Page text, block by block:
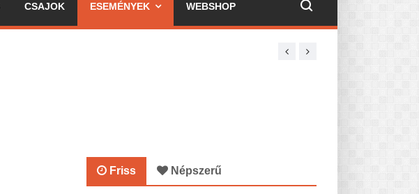
CSAJOK ESEMÉNYEK WEBSHOP
Friss Népszerű